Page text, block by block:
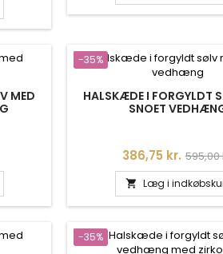
MED
-35%
HALSKÆDE I FORGYLDT
SNOET
Pris
386,75 kr. 595,00
 Læg i
-35%